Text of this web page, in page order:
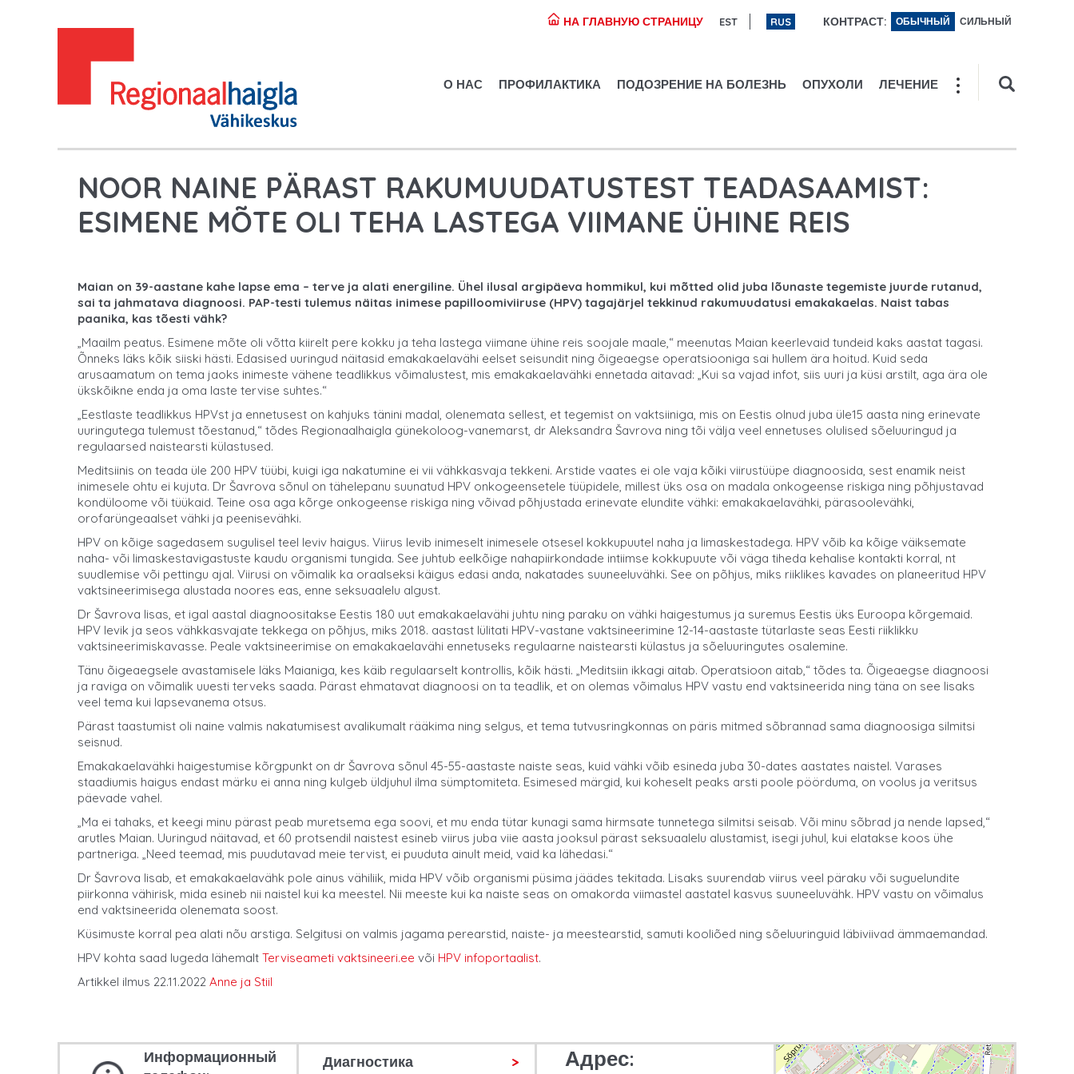
НА ГЛАВНУЮ СТРАНИЦУ EST RUS КОНТРАСТ: ОБЫЧНЫЙ СИЛЬНЫЙ
О НАС ПРОФИЛАКТИКА ПОДОЗРЕНИЕ НА БОЛЕЗНЬ ОПУХОЛИ ЛЕЧЕНИЕ
NOOR NAINE PÄRAST RAKUMUUDATUSTEST TEADASAAMIST:
ESIMENE MÕTE OLI TEHA LASTEGA VIIMANE ÜHINE REIS
Maian on 39-aastane kahe lapse ema – terve ja alati energiline. Ühel ilusal argipäeva hommikul, kui mõtted olid juba lõunaste tegemiste juurde rutanud,
sai ta jahmatava diagnoosi. PAP-testi tulemus näitas inimese papilloomiviiruse (HPV) tagajärjel tekkinud rakumuudatusi emakakaelas. Naist tabas
paanika, kas tõesti vähk?
„Maailm peatus. Esimene mõte oli võtta kiirelt pere kokku ja teha lastega viimane ühine reis soojale maale,“ meenutas Maian keerlevaid tundeid kaks aastat tagasi.
Õnneks läks kõik siiski hästi. Edasised uuringud näitasid emakakaelavähi eelset seisundit ning õigeaegse operatsiooniga sai hullem ära hoitud. Kuid seda
arusaamatum on tema jaoks inimeste vähene teadlikkus võimalustest, mis emakakaelavähki ennetada aitavad: „Kui sa vajad infot, siis uuri ja küsi arstilt, aga ära ole
ükskõikne enda ja oma laste tervise suhtes.“
„Eestlaste teadlikkus HPVst ja ennetusest on kahjuks tänini madal, olenemata sellest, et tegemist on vaktsiiniga, mis on Eestis olnud juba üle15 aasta ning erinevate
uuringutega tulemust tõestanud,“ tõdes Regionaalhaigla günekoloog-vanemarst, dr Aleksandra Šavrova ning tõi välja veel ennetuses olulised sõeluuringud ja
regulaarsed naistearsti külastused.
Meditsiinis on teada üle 200 HPV tüübi, kuigi iga nakatumine ei vii vähkkasvaja tekkeni. Arstide vaates ei ole vaja kõiki viirustüüpe diagnoosida, sest enamik neist
inimesele ohtu ei kujuta. Dr Šavrova sõnul on tähelepanu suunatud HPV onkogeensetele tüüpidele, millest üks osa on madala onkogeense riskiga ning põhjustavad
kondüloome või tüükaid. Teine osa aga kõrge onkogeense riskiga ning võivad põhjustada erinevate elundite vähki: emakakaelavähki, pärasoolevähki,
orofarüngeaalset vähki ja peenisevähki.
HPV on kõige sagedasem sugulisel teel leviv haigus. Viirus levib inimeselt inimesele otsesel kokkupuutel naha ja limaskestadega. HPV võib ka kõige väiksemate
naha- või limaskestavigastuste kaudu organismi tungida. See juhtub eelkõige nahapiirkondade intiimse kokkupuute või väga tiheda kehalise kontakti korral, nt
suudlemise või pettingu ajal. Viirusi on võimalik ka oraalseksi käigus edasi anda, nakatades suuneeluvähki. See on põhjus, miks riiklikes kavades on planeeritud HPV
vaktsineerimisega alustada noores eas, enne seksuaalelu algust.
Dr Šavrova lisas, et igal aastal diagnoositakse Eestis 180 uut emakakaelavähi juhtu ning paraku on vähki haigestumus ja suremus Eestis üks Euroopa kõrgemaid.
HPV levik ja seos vähkkasvajate tekkega on põhjus, miks 2018. aastast lülitati HPV-vastane vaktsineerimine 12-14-aastaste tütarlaste seas Eesti riiklikku
vaktsineerimiskavasse. Peale vaktsineerimise on emakakaelavähi ennetuseks regulaarne naistearsti külastus ja sõeluuringutes osalemine.
Tänu õigeaegsele avastamisele läks Maianiga, kes käib regulaarselt kontrollis, kõik hästi. „Meditsiin ikkagi aitab. Operatsioon aitab,“ tõdes ta. Õigeaegse diagnoosi
ja raviga on võimalik uuesti terveks saada. Pärast ehmatavat diagnoosi on ta teadlik, et on olemas võimalus HPV vastu end vaktsineerida ning täna on see lisaks
veel tema kui lapsevanema otsus.
Pärast taastumist oli naine valmis nakatumisest avalikumalt rääkima ning selgus, et tema tutvusringkonnas on päris mitmed sõbrannad sama diagnoosiga silmitsi
seisnud.
Emakakaelavähki haigestumise kõrgpunkt on dr Šavrova sõnul 45-55-aastaste naiste seas, kuid vähki võib esineda juba 30-dates aastates naistel. Varases
staadiumis haigus endast märku ei anna ning kulgeb üldjuhul ilma sümptomiteta. Esimesed märgid, kui koheselt peaks arsti poole pöörduma, on voolus ja veritsus
päevade vahel.
„Ma ei tahaks, et keegi minu pärast peab muretsema ega soovi, et mu enda tütar kunagi sama hirmsate tunnetega silmitsi seisab. Või minu sõbrad ja nende lapsed,“
arutles Maian. Uuringud näitavad, et 60 protsendil naistest esineb viirus juba viie aasta jooksul pärast seksuaalelu alustamist, isegi juhul, kui elatakse koos ühe
partneriga. „Need teemad, mis puudutavad meie tervist, ei puuduta ainult meid, vaid ka lähedasi.“
Dr Šavrova lisab, et emakakaelavähk pole ainus vähiliik, mida HPV võib organismi püsima jäädes tekitada. Lisaks suurendab viirus veel päraku või suguelundite
piirkonna vähirisk, mida esineb nii naistel kui ka meestel. Nii meeste kui ka naiste seas on omakorda viimastel aastatel kasvus suuneeluvähk. HPV vastu on võimalus
end vaktsineerida olenemata soost.
Küsimuste korral pea alati nõu arstiga. Selgitusi on valmis jagama perearstid, naiste- ja meestearstid, samuti kooliõed ning sõeluuringuid läbiviivad ämmaemandad.
HPV kohta saad lugeda lähemalt Terviseameti vaktsineeri.ee või HPV infoportaalist.
Artikkel ilmus 22.11.2022 Anne ja Stiil
Информационный
Диагностика Адрес: